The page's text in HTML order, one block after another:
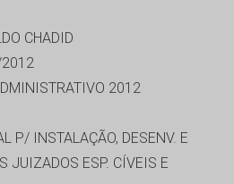
CHADID
2012
P/ INSTALAÇÃO, DESENV. E
JUIZADOS ESP. CÍVEIS E